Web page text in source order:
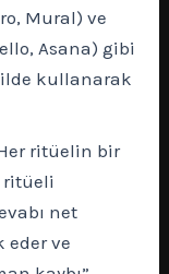
Mural) ve
Asana) gibi
kullanarak
ritüelin bir
ritüeli
net
eder ve